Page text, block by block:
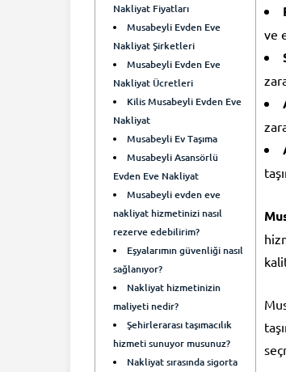
Nakliyat Fiyatları
Musabeyli Evden Eve
Nakliyat Şirketleri
Musabeyli Evden Eve
Nakliyat Ücretleri
Kilis Musabeyli Evden Eve
Nakliyat
Musabeyli Ev Taşıma
Musabeyli Asansörlü
Evden Eve Nakliyat
Musabeyli evden eve
nakliyat hizmetinizi nasıl
rezerve edebilirim?
Eşyalarımın güvenliği nasıl
sağlanıyor?
Nakliyat hizmetinizin
maliyeti nedir?
Şehirlerarası taşımacılık
hizmeti sunuyor musunuz?
Nakliyat sırasında sigorta
ve